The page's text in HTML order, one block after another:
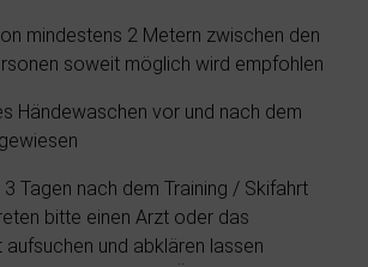
mindestens 2 Metern zwischen den
soweit möglich wird empfohlen
Händewaschen vor und nach dem
Tagen nach dem Training / Skifahrt
bitte einen Arzt oder das
aufsuchen und abklären lassen